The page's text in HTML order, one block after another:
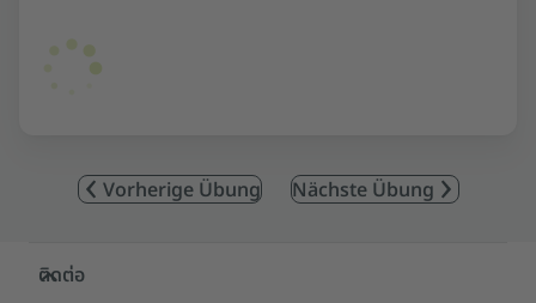
Vorherige Übung Nächste Übung
Service- und Informationsbereich
ติดต่อ